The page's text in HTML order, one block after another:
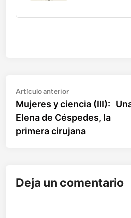
Navegación
de
entradas
Artículo anteriorArtículo
anterior:
Mujeres y ciencia (III):
Elena de Céspedes, la
primera cirujana
Deja un comentario